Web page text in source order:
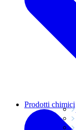
Prodotti chimici